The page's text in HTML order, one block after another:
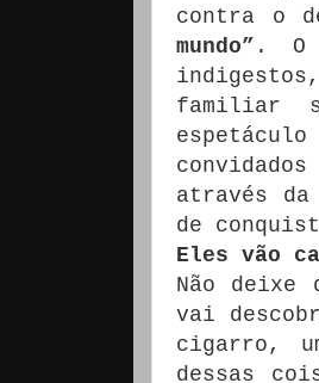
contra o
mundo” . O
familiar
através
de
Eles vão
Não deixe
vai
cigarro,
dessas